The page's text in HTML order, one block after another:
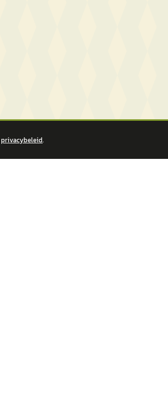
privacybeleid.